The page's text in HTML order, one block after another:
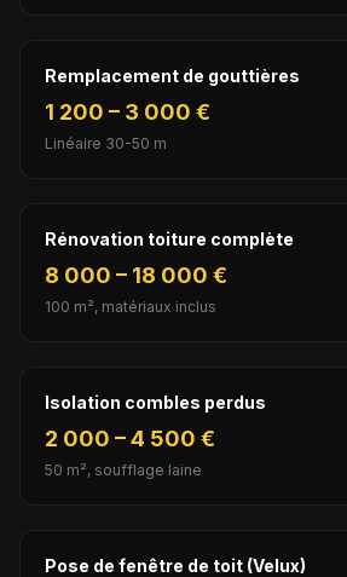
Remplacement de gouttières
1 200 – 3 000 €
Linéaire 30-50 m
Rénovation toiture complète
8 000 – 18 000 €
100 m², matériaux inclus
Isolation combles perdus
2 000 – 4 500 €
50 m², soufflage laine
Pose de fenêtre de toit (Velux)